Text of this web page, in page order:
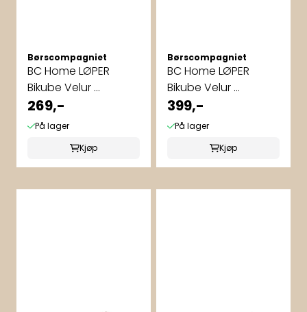
Børscompagniet
BC Home LØPER
Bikube Velur ...
269,-
På lager
Kjøp
Børscompagniet
BC Home LØPER
Bikube Velur ...
399,-
På lager
Kjøp